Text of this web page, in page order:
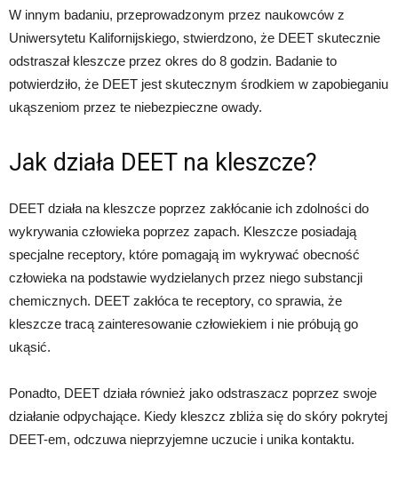
W innym badaniu, przeprowadzonym przez naukowców z
Uniwersytetu Kalifornijskiego, stwierdzono, że DEET skutecznie
odstraszał kleszcze przez okres do 8 godzin. Badanie to
potwierdziło, że DEET jest skutecznym środkiem w zapobieganiu
ukąszeniom przez te niebezpieczne owady.
Jak działa DEET na kleszcze?
DEET działa na kleszcze poprzez zakłócanie ich zdolności do
wykrywania człowieka poprzez zapach. Kleszcze posiadają
specjalne receptory, które pomagają im wykrywać obecność
człowieka na podstawie wydzielanych przez niego substancji
chemicznych. DEET zakłóca te receptory, co sprawia, że
kleszcze tracą zainteresowanie człowiekiem i nie próbują go
ukąsić.
Ponadto, DEET działa również jako odstraszacz poprzez swoje
działanie odpychające. Kiedy kleszcz zbliża się do skóry pokrytej
DEET-em, odczuwa nieprzyjemne uczucie i unika kontaktu.